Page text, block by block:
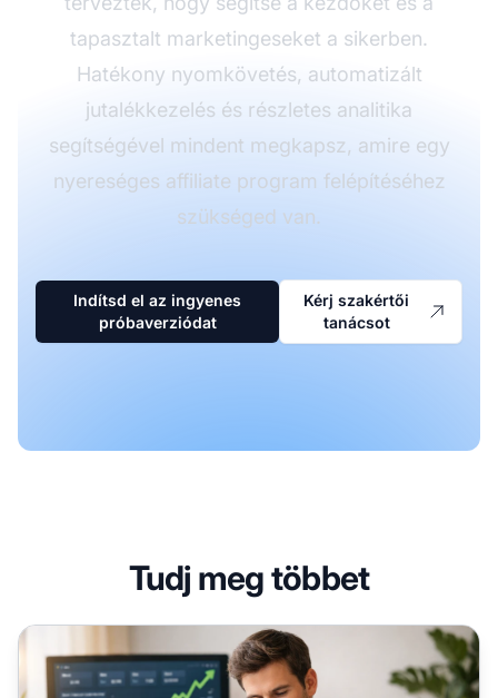
tapasztalt marketingeseket a sikerben.
Hatékony nyomkövetés, automatizált
jutalékkezelés és részletes analitika
segítségével mindent megkapsz, amire egy
nyereséges affiliate program felépítéséhez
szükséged van.
Indítsd el az ingyenes
próbaverziódat
Kérj szakértői
tanácsot
Tudj meg többet
A legjobb affiliate marketing könyvek kezdőknek: Teljes